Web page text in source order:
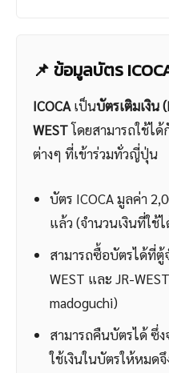
📌 ข้อมูลบัตร
ICOCAเป็นบัตรเติมเงิน
WESTโดยสามารถใช้ไ
ต่างๆ ที่เข้าร่วมทั่วญี่ปุ่น
บัตร ICOCA มูลค่า
แล้ว (จำนวนเงินที่ใช้
สามารถซื้อบัตรได้ที่ตู้
WEST และ JR-
madoguchi)
สามารถคืนบัตรได้ ซึ่ง
ใช้เงินในบัตรให้หมด